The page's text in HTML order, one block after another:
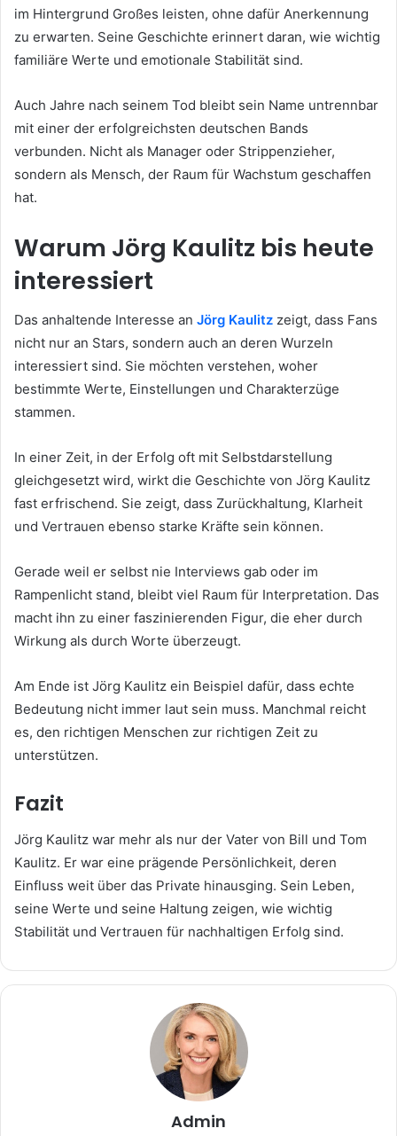
im Hintergrund Großes leisten, ohne dafür Anerkennung
zu erwarten. Seine Geschichte erinnert daran, wie wichtig
familiäre Werte und emotionale Stabilität sind.
Auch Jahre nach seinem Tod bleibt sein Name untrennbar
mit einer der erfolgreichsten deutschen Bands
verbunden. Nicht als Manager oder Strippenzieher,
sondern als Mensch, der Raum für Wachstum geschaffen
hat.
Warum Jörg Kaulitz bis heute
interessiert
Das anhaltende Interesse an Jörg Kaulitz zeigt, dass Fans
nicht nur an Stars, sondern auch an deren Wurzeln
interessiert sind. Sie möchten verstehen, woher
bestimmte Werte, Einstellungen und Charakterzüge
stammen.
In einer Zeit, in der Erfolg oft mit Selbstdarstellung
gleichgesetzt wird, wirkt die Geschichte von Jörg Kaulitz
fast erfrischend. Sie zeigt, dass Zurückhaltung, Klarheit
und Vertrauen ebenso starke Kräfte sein können.
Gerade weil er selbst nie Interviews gab oder im
Rampenlicht stand, bleibt viel Raum für Interpretation. Das
macht ihn zu einer faszinierenden Figur, die eher durch
Wirkung als durch Worte überzeugt.
Am Ende ist Jörg Kaulitz ein Beispiel dafür, dass echte
Bedeutung nicht immer laut sein muss. Manchmal reicht
es, den richtigen Menschen zur richtigen Zeit zu
unterstützen.
Fazit
Jörg Kaulitz war mehr als nur der Vater von Bill und Tom
Kaulitz. Er war eine prägende Persönlichkeit, deren
Einfluss weit über das Private hinausging. Sein Leben,
seine Werte und seine Haltung zeigen, wie wichtig
Stabilität und Vertrauen für nachhaltigen Erfolg sind.
Admin